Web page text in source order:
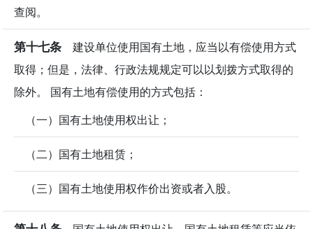
查阅。
第十七条 建设单位使用国有土地，应当以有偿使用方式
取得；但是，法律、行政法规规定可以以划拨方式取得的
除外。 国有土地有偿使用的方式包括：
（一）国有土地使用权出让；
（二）国有土地租赁；
（三）国有土地使用权作价出资或者入股。